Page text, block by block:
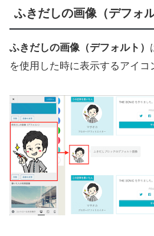
ふきだしの画像（デフォル
ふきだしの画像（デフォルト）
を使用した時に表示するアイコ